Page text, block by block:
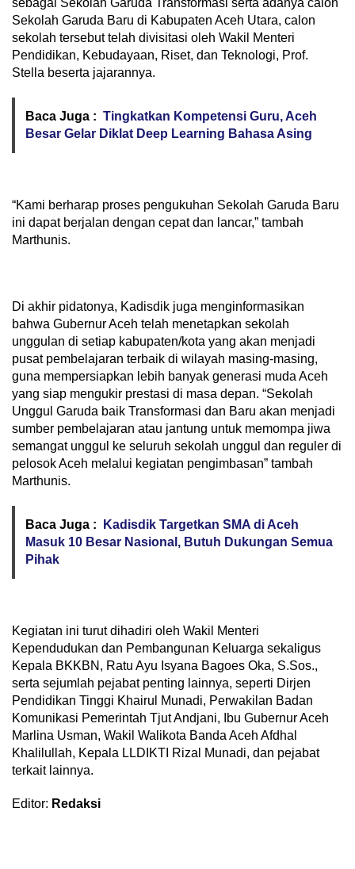
sebagai Sekolah Garuda Transformasi serta adanya calon
Sekolah Garuda Baru di Kabupaten Aceh Utara, calon
sekolah tersebut telah divisitasi oleh Wakil Menteri
Pendidikan, Kebudayaan, Riset, dan Teknologi, Prof.
Stella beserta jajarannya.
Baca Juga : Tingkatkan Kompetensi Guru, Aceh
Besar Gelar Diklat Deep Learning Bahasa Asing
“Kami berharap proses pengukuhan Sekolah Garuda Baru
ini dapat berjalan dengan cepat dan lancar,” tambah
Marthunis.
Di akhir pidatonya, Kadisdik juga menginformasikan
bahwa Gubernur Aceh telah menetapkan sekolah
unggulan di setiap kabupaten/kota yang akan menjadi
pusat pembelajaran terbaik di wilayah masing-masing,
guna mempersiapkan lebih banyak generasi muda Aceh
yang siap mengukir prestasi di masa depan. “Sekolah
Unggul Garuda baik Transformasi dan Baru akan menjadi
sumber pembelajaran atau jantung untuk memompa jiwa
semangat unggul ke seluruh sekolah unggul dan reguler di
pelosok Aceh melalui kegiatan pengimbasan” tambah
Marthunis.
Baca Juga :
Kadisdik Targetkan SMA di Aceh
Masuk 10 Besar Nasional, Butuh Dukungan Semua
Pihak
Kegiatan ini turut dihadiri oleh Wakil Menteri
Kependudukan dan Pembangunan Keluarga sekaligus
Kepala BKKBN, Ratu Ayu Isyana Bagoes Oka, S.Sos.,
serta sejumlah pejabat penting lainnya, seperti Dirjen
Pendidikan Tinggi Khairul Munadi, Perwakilan Badan
Komunikasi Pemerintah Tjut Andjani, Ibu Gubernur Aceh
Marlina Usman, Wakil Walikota Banda Aceh Afdhal
Khalilullah, Kepala LLDIKTI Rizal Munadi, dan pejabat
terkait lainnya.
Editor: Redaksi